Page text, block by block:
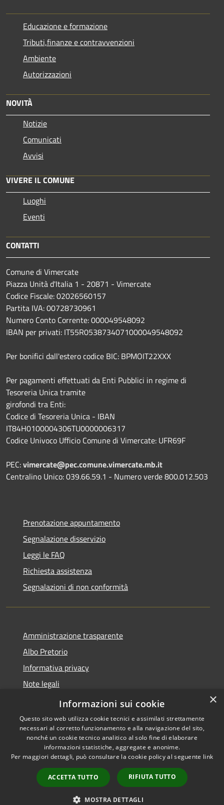
Educazione e formazione
Tributi,finanze e contravvenzioni
Ambiente
Autorizzazioni
NOVITÀ
Notizie
Comunicati
Avvisi
VIVERE IL COMUNE
Luoghi
Eventi
CONTATTI
Comune di Vimercate
Piazza Unità d'Italia 1 - 20871 - Vimercate
Codice Fiscale: 02026560157
Partita IVA: 00728730961
Numero Conto Corrente: 000049548092
IBAN per privati: IT55R0538734071000049548092
Per bonifici dall'estero codice BIC: BPMOIT22XXX
Per pagamenti effettuati da Enti Pubblici in regime di
Tesoreria Unica tramite
girofondi tra Enti:
Codice di Tesoreria Unica - IBAN
IT84H0100004306TU0000006317
Codice Univoco Ufficio Comune di Vimercate: UFR69F
PEC:vimercate@pec.comune.vimercate.mb.it
Centralino Unico: 039.66.59.1 - Numero verde 800.012.503
Prenotazione appuntamento
Segnalazione disservizio
Leggi le FAQ
Richiesta assistenza
Segnalazioni di non conformità
Amministrazione trasparente
Albo Pretorio
Informativa privacy
Note legali
Dichiarazione di accessibilità
Accessibilità
Copyright © 2026 • Città di
Vimercate • Powered by
Municipium•
Accesso
redazione
×
Informazioni sui cookie
Questo sito web utilizza cookie tecnici e assimilati strettamente
necessari al corretto funzionamento e alla navigazione del sito,
nonché un cookie tecnico analitico al solo fine di elaborare
informazioni statistiche, aggregate e anonime.
Per maggiori dettagli, può consultare la cookie policy al seguente link
ACCETTA TUTTO RIFIUTA TUTTO
MOSTRA DETTAGLI